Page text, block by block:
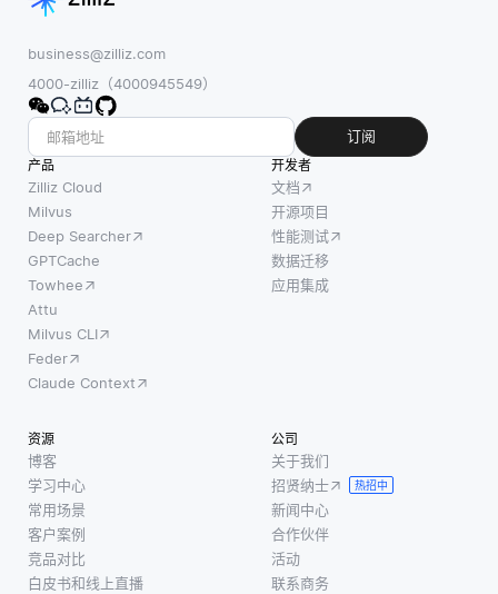
business@zilliz.com
4000-zilliz（4000945549）
订阅
产品
Zilliz Cloud
Milvus
Deep Searcher
GPTCache
Towhee
Attu
Milvus CLI
Feder
Claude Context
开发者
文档
开源项目
性能测试
数据迁移
应用集成
资源
博客
学习中心
常用场景
客户案例
竞品对比
白皮书和线上直播
公司
关于我们
招贤纳士
热招中
新闻中心
合作伙伴
活动
联系商务